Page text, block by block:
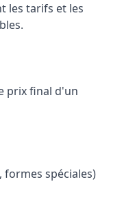
les tarifs et les
prix final d'un
formes spéciales)